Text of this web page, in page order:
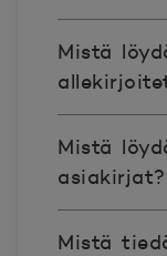
Mistä
Mistä
asiakirjat?
Mistä